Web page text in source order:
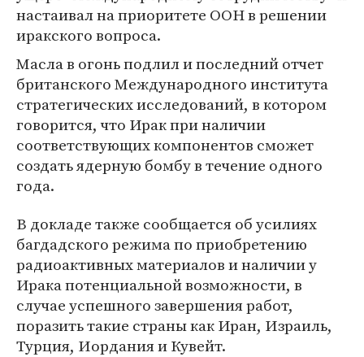
настаивал на приоритете ООН в решении
иракского вопроса.
Масла в огонь подлил и последний отчет
британского Международного института
стратегических исследований, в котором
говорится, что Ирак при наличии
соответствующих компонентов сможет
создать ядерную бомбу в течение одного
года.
В докладе также сообщается об усилиях
багдадского режима по приобретению
радиоактивных материалов и наличии у
Ирака потенциальной возможности, в
случае успешного завершения работ,
поразить такие страны как Иран, Израиль,
Турция, Иордания и Кувейт.